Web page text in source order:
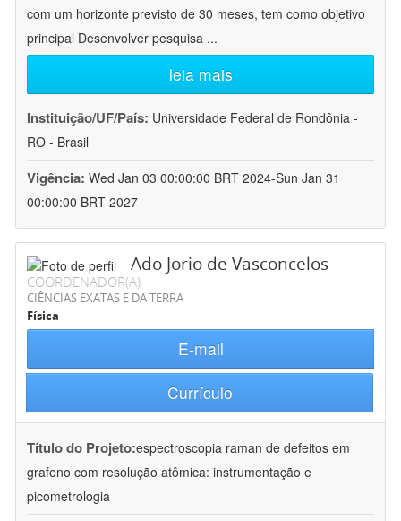
com um horizonte previsto de 30 meses, tem como objetivo
principal Desenvolver pesquisa ...
leia mais
Instituição/UF/País: Universidade Federal de Rondônia -
RO - Brasil
Vigência: Wed Jan 03 00:00:00 BRT 2024-Sun Jan 31
00:00:00 BRT 2027
Ado Jorio de Vasconcelos
COORDENADOR(A)
CIÊNCIAS EXATAS E DA TERRA
Física
E-mail
Currículo
Título do Projeto:espectroscopia raman de defeitos em
grafeno com resolução atômica: instrumentação e
picometrologia